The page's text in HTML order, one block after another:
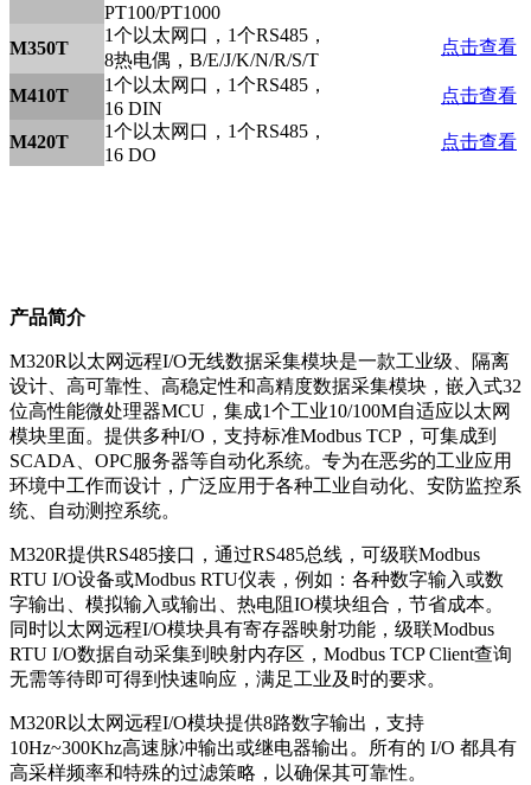
PT100/PT1000
M350T
1个以太网口，1个RS485，
8热电偶，B/E/J/K/N/R/S/T
点击查看
M410T
1个以太网口，1个RS485，
16 DIN
点击查看
M420T
1个以太网口，1个RS485，
16 DO
点击查看
产品简介
M320R以太网远程I/O无线数据采集模块是一款工业级、隔离
设计、高可靠性、高稳定性和高精度数据采集模块，嵌入式32
位高性能微处理器MCU，集成1个工业10/100M自适应以太网
模块里面。提供多种I/O，支持标准Modbus TCP，可集成到
SCADA、OPC服务器等自动化系统。专为在恶劣的工业应用
环境中工作而设计，广泛应用于各种工业自动化、安防监控系
统、自动测控系统。
M320R提供RS485接口，通过RS485总线，可级联Modbus
RTU I/O设备或Modbus RTU仪表，例如：各种数字输入或数
字输出、模拟输入或输出、热电阻IO模块组合，节省成本。
同时以太网远程I/O模块具有寄存器映射功能，级联Modbus
RTU I/O数据自动采集到映射内存区，Modbus TCP Client查询
无需等待即可得到快速响应，满足工业及时的要求。
M320R以太网远程I/O模块提供8路数字输出，支持
10Hz~300Khz高速脉冲输出或继电器输出。所有的 I/O 都具有
高采样频率和特殊的过滤策略，以确保其可靠性。